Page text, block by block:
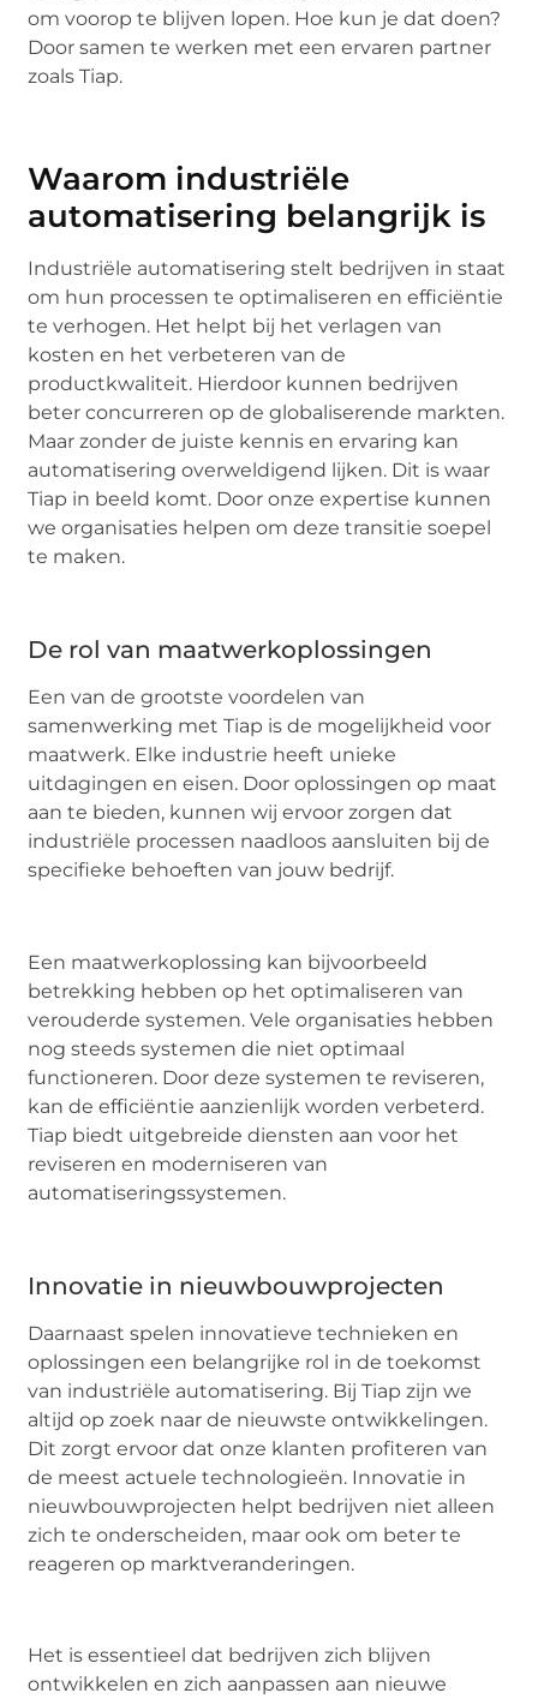
om voorop te blijven lopen. Hoe kun je dat doen?
Door samen te werken met een ervaren partner
zoals Tiap.
Waarom industriële
automatisering belangrijk is
Industriële automatisering stelt bedrijven in staat
om hun processen te optimaliseren en efficiëntie
te verhogen. Het helpt bij het verlagen van
kosten en het verbeteren van de
productkwaliteit. Hierdoor kunnen bedrijven
beter concurreren op de globaliserende markten.
Maar zonder de juiste kennis en ervaring kan
automatisering overweldigend lijken. Dit is waar
Tiap in beeld komt. Door onze expertise kunnen
we organisaties helpen om deze transitie soepel
te maken.
De rol van maatwerkoplossingen
Een van de grootste voordelen van
samenwerking met Tiap is de mogelijkheid voor
maatwerk. Elke industrie heeft unieke
uitdagingen en eisen. Door oplossingen op maat
aan te bieden, kunnen wij ervoor zorgen dat
industriële processen naadloos aansluiten bij de
specifieke behoeften van jouw bedrijf.
Een maatwerkoplossing kan bijvoorbeeld
betrekking hebben op het optimaliseren van
verouderde systemen. Vele organisaties hebben
nog steeds systemen die niet optimaal
functioneren. Door deze systemen te reviseren,
kan de efficiëntie aanzienlijk worden verbeterd.
Tiap biedt uitgebreide diensten aan voor het
reviseren en moderniseren van
automatiseringssystemen.
Innovatie in nieuwbouwprojecten
Daarnaast spelen innovatieve technieken en
oplossingen een belangrijke rol in de toekomst
van industriële automatisering. Bij Tiap zijn we
altijd op zoek naar de nieuwste ontwikkelingen.
Dit zorgt ervoor dat onze klanten profiteren van
de meest actuele technologieën. Innovatie in
nieuwbouwprojecten helpt bedrijven niet alleen
zich te onderscheiden, maar ook om beter te
reageren op marktveranderingen.
Het is essentieel dat bedrijven zich blijven
ontwikkelen en zich aanpassen aan nieuwe